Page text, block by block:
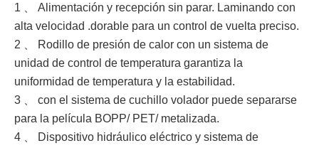
1 、 Alimentación y recepción sin parar. Laminando con
alta velocidad .dorable para un control de vuelta preciso.
2 、 Rodillo de presión de calor con un sistema de
unidad de control de temperatura garantiza la
uniformidad de temperatura y la estabilidad.
3 、 con el sistema de cuchillo volador puede separarse
para la película BOPP/ PET/ metalizada.
4 、 Dispositivo hidráulico eléctrico y sistema de